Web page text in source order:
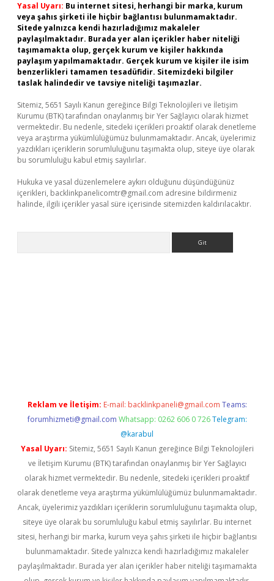
Yasal Uyarı: Bu internet sitesi, herhangi bir marka, kurum
veya şahıs şirketi ile hiçbir bağlantısı bulunmamaktadır.
Sitede yalnızca kendi hazırladığımız makaleler
paylaşılmaktadır. Burada yer alan içerikler haber niteliği
taşımamakta olup, gerçek kurum ve kişiler hakkında
paylaşım yapılmamaktadır. Gerçek kurum ve kişiler ile isim
benzerlikleri tamamen tesadüfidir. Sitemizdeki bilgiler
taslak halindedir ve tavsiye niteliği taşımazlar.
Sitemiz, 5651 Sayılı Kanun gereğince Bilgi Teknolojileri ve İletişim
Kurumu (BTK) tarafından onaylanmış bir Yer Sağlayıcı olarak hizmet
vermektedir. Bu nedenle, sitedeki içerikleri proaktif olarak denetleme
veya araştırma yükümlülüğümüz bulunmamaktadır. Ancak, üyelerimiz
yazdıkları içeriklerin sorumluluğunu taşımakta olup, siteye üye olarak
bu sorumluluğu kabul etmiş sayılırlar.
Hukuka ve yasal düzenlemelere aykırı olduğunu düşündüğünüz
içerikleri, backlinkpanelicomtr@gmail.com adresine bildirmeniz
halinde, ilgili içerikler yasal süre içerisinde sitemizden kaldırılacaktır.
Reklam ve İletişim: E-mail: backlinkpaneli@gmail.com Teams:
forumhizmeti@gmail.com Whatsapp: 0262 606 0 726 Telegram:
@karabul
Yasal Uyarı: Sitemiz, 5651 Sayılı Kanun gereğince Bilgi Teknolojileri
ve İletişim Kurumu (BTK) tarafından onaylanmış bir Yer Sağlayıcı
olarak hizmet vermektedir. Bu nedenle, sitedeki içerikleri proaktif
olarak denetleme veya araştırma yükümlülüğümüz bulunmamaktadır.
Ancak, üyelerimiz yazdıkları içeriklerin sorumluluğunu taşımakta olup,
siteye üye olarak bu sorumluluğu kabul etmiş sayılırlar. Bu internet
sitesi, herhangi bir marka, kurum veya şahıs şirketi ile hiçbir bağlantısı
bulunmamaktadır. Sitede yalnızca kendi hazırladığımız makaleler
paylaşılmaktadır. Burada yer alan içerikler haber niteliği taşımamakta